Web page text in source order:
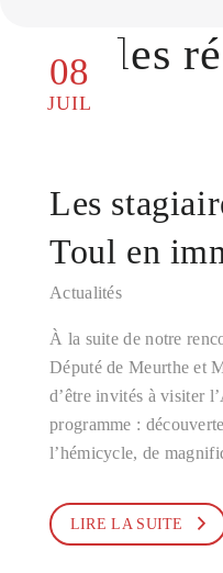
Articles
08
JUIL
Les
Toul en
Actualités
À la suite de notre
Député de Meurthe et
d’être invités à visiter
programme :
l’hémicycle, de
LIRE LA SUITE